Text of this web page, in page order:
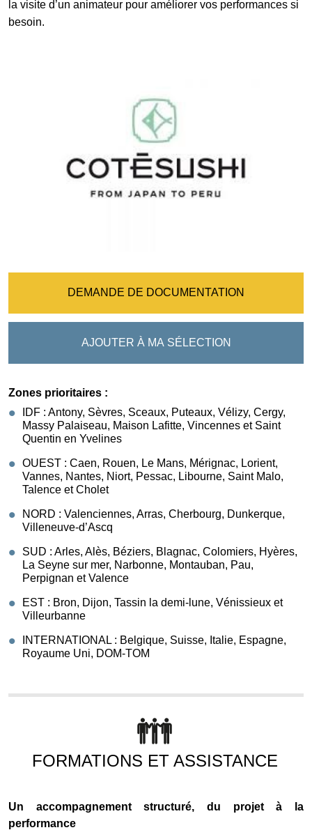
la visite d’un animateur pour améliorer vos performances si
besoin.
DEMANDE DE DOCUMENTATION
AJOUTER À MA SÉLECTION
Zones prioritaires :
IDF : Antony, Sèvres, Sceaux, Puteaux, Vélizy, Cergy,
Massy Palaiseau, Maison Lafitte, Vincennes et Saint
Quentin en Yvelines
OUEST : Caen, Rouen, Le Mans, Mérignac, Lorient,
Vannes, Nantes, Niort, Pessac, Libourne, Saint Malo,
Talence et Cholet
NORD : Valenciennes, Arras, Cherbourg, Dunkerque,
Villeneuve-d’Ascq
SUD : Arles, Alès, Béziers, Blagnac, Colomiers, Hyères,
La Seyne sur mer, Narbonne, Montauban, Pau,
Perpignan et Valence
EST : Bron, Dijon, Tassin la demi-lune, Vénissieux et
Villeurbanne
INTERNATIONAL : Belgique, Suisse, Italie, Espagne,
Royaume Uni, DOM-TOM
FORMATIONS ET ASSISTANCE
Un accompagnement structuré, du projet à la
performance